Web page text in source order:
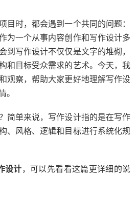
目时，都会遇到一个共同的问题：
为一个从事内容创作和写作设计多
到写作设计不仅仅是文字的堆砌，
和目标受众需求的艺术。今天，我
观察，帮助大家更好地理解写作设
。
简单来说，写作设计指的是在写作
、风格、逻辑和目标进行系统化规
设计，可以先看看这篇更详细的说